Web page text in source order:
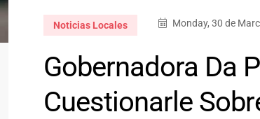
Noticias Locales Monday, 30 de
Gobernadora Da
Cuestionarle